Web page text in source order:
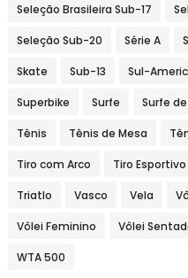
Seleção Brasileira Sub-17
Seleção Sub-20 Série A
Skate Sub-13 Sul-
Superbike Surfe Surfe
Tênis Tênis de Mesa
Tiro com Arco Tiro Esportivo
Triatlo Vasco Vela
Vôlei Feminino Vôlei
WTA 500